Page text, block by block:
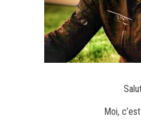
Moi,